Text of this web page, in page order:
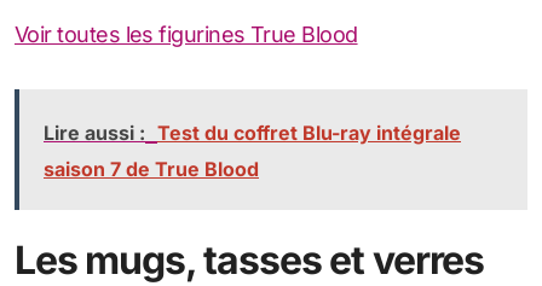
Voir toutes les figurines True Blood
Lire aussi : Test du coffret Blu-ray intégrale
saison 7 de True Blood
Les mugs, tasses et verres